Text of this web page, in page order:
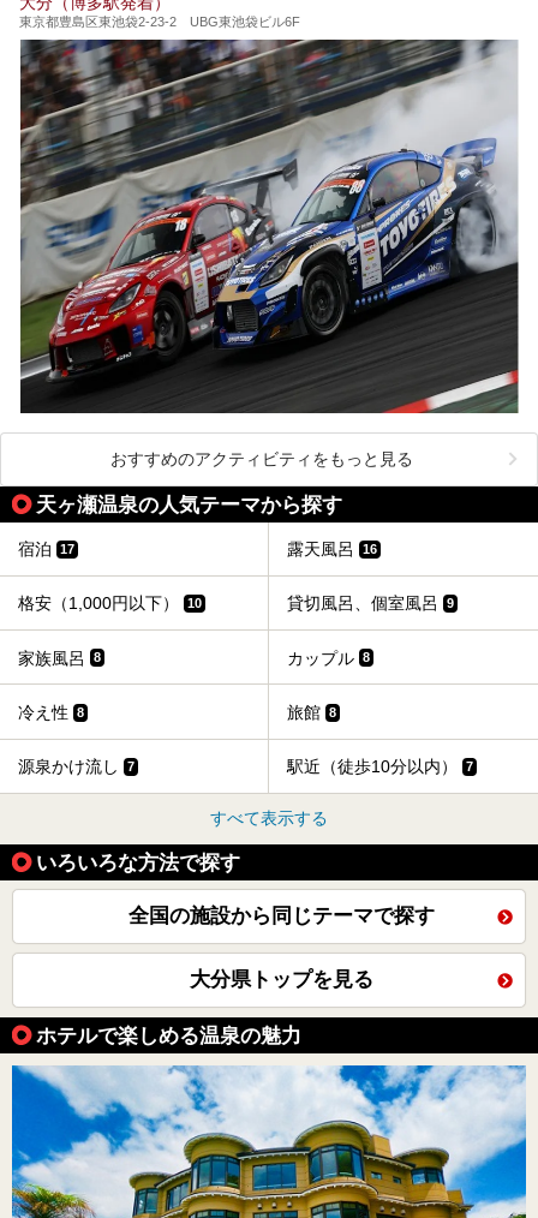
東京都豊島区東池袋2-23-2 UBG東池袋ビル6F
おすすめのアクティビティをもっと見る
天ヶ瀬温泉の人気テーマから探す
宿泊 17 露天風呂 16
格安（1,000円以下） 10 貸切風呂、個室風呂 9
家族風呂 8 カップル 8
冷え性 8 旅館 8
源泉かけ流し 7 駅近（徒歩10分以内） 7
すべて表示する
いろいろな方法で探す
全国の施設から同じテーマで探す
大分県トップを見る
ホテルで楽しめる温泉の魅力